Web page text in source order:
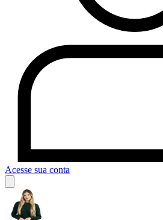
Acesse sua conta